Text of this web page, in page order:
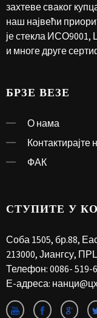
захтеве сваког
наш највећи
је стекла
и многе друге
БРЗЕ ВЕЗЕ
О нама
Контактирајте
ФАК
СТУПИТЕ У
Соба 1505, бр.88,
213000, Јиангсу,
Телефон: 0086- 519-
Е-адреса: